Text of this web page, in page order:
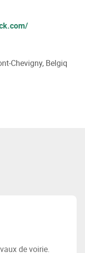
Chevigny, Belgiq
de voirie.